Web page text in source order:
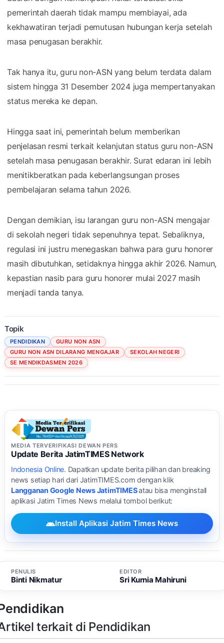
pemerintah daerah tidak mampu membiayai, ada
kekhawatiran terjadi pemutusan hubungan kerja setelah
masa penugasan berakhir.
Tak hanya itu, guru non-ASN yang belum terdata dalam
sistem hingga 31 Desember 2024 juga mempertanyakan
status mereka ke depan.
Hingga saat ini, pemerintah belum memberikan
penjelasan resmi terkait kelanjutan status guru non-ASN
setelah masa penugasan berakhir. Surat edaran ini lebih
menitikberatkan pada keberlangsungan proses
pembelajaran selama tahun 2026.
Dengan demikian, isu larangan guru non-ASN mengajar
di sekolah negeri tidak sepenuhnya tepat. Sebaliknya,
regulasi ini justru menegaskan bahwa para guru honorer
masih dibutuhkan, setidaknya hingga akhir 2026. Namun,
kepastian nasib para guru honorer mulai 2027 masih
menjadi tanda tanya.
Topik
PENDIDIKAN
GURU NON ASN
GURU NON ASN DILARANG MENGAJAR
SEKOLAH NEGERI
SE MENDIKDASMEN 2026
MEDIA TERVERIFIKASI DEWAN PERS
Update Berita JatimTIMES Network
Indonesia Online. Dapatkan update berita pilihan dan breaking
news setiap hari dari JatimTIMES.com dengan klik
Langganan Google News JatimTIMESatau bisa menginstall
aplikasi Jatim Times News melalui tombol berikut:
Install Aplikasi Jatim Times News
PENULIS
Binti Nikmatur
EDITOR
Sri Kurnia Mahiruni
terkait di Pendidikan